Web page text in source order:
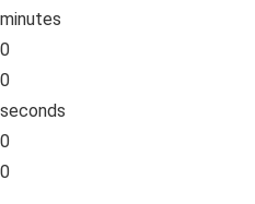
minutes
0
0
seconds
0
0